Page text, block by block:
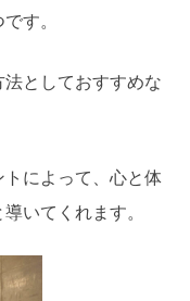
す。
としておすすめな
によって、心と体
いてくれます。